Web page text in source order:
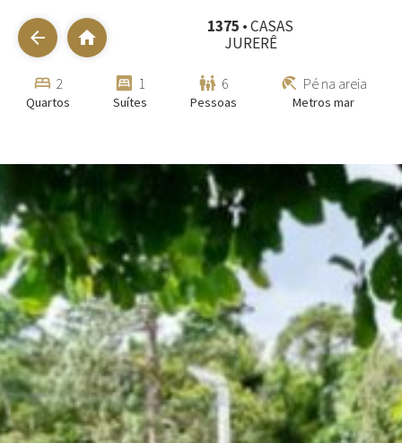
arrow_back home
1375 • CASAS
JURERÊ
bed 2
Quartos
bedroom_parent 1
Suítes
family_restroom 6
Pessoas
beach_access Pé na areia
Metros mar